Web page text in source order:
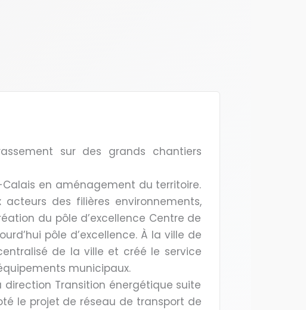
sur des grands chantiers
en aménagement du territoire.
des filières environnements,
du pôle d’excellence Centre de
pôle d’excellence. À la ville de
de la ville et créé le service
municipaux.
direction Transition énergétique suite
le projet de réseau de transport de